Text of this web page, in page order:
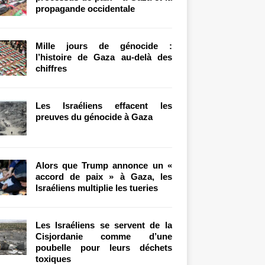
propagande occidentale
Mille jours de génocide :
l’histoire de Gaza au-delà des
chiffres
Les Israéliens effacent les
preuves du génocide à Gaza
Alors que Trump annonce un «
accord de paix » à Gaza, les
Israéliens multiplie les tueries
Les Israéliens se servent de la
Cisjordanie comme d’une
poubelle pour leurs déchets
toxiques